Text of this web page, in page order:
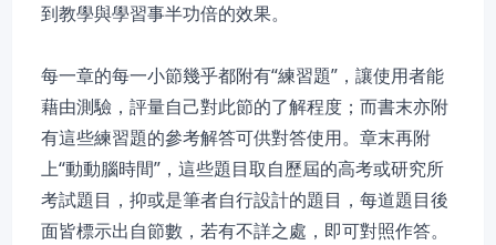
到教學與學習事半功倍的效果。
每一章的每一小節幾乎都附有“練習題”，讓使用者能
藉由測驗，評量自己對此節的了解程度；而書末亦附
有這些練習題的參考解答可供對答使用。章末再附
上“動動腦時間”，這些題目取自歷屆的高考或研究所
考試題目，抑或是筆者自行設計的題目，每道題目後
面皆標示出自節數，若有不詳之處，即可對照作答。